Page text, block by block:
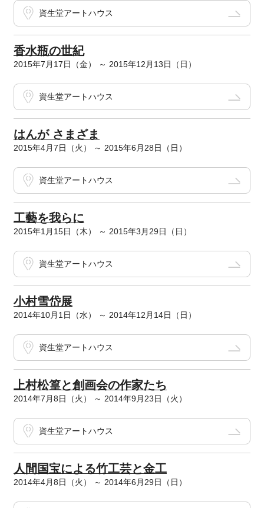
資生堂アートハウス
香水瓶の世紀
2015年7月17日（金） ～ 2015年12月13日（日）
資生堂アートハウス
はんが さまざま
2015年4月7日（火） ～ 2015年6月28日（日）
資生堂アートハウス
工藝を我らに
2015年1月15日（木） ～ 2015年3月29日（日）
資生堂アートハウス
小村雪岱展
2014年10月1日（水） ～ 2014年12月14日（日）
資生堂アートハウス
上村松篁と創画会の作家たち
2014年7月8日（火） ～ 2014年9月23日（火）
資生堂アートハウス
人間国宝による竹工芸と金工
2014年4月8日（火） ～ 2014年6月29日（日）